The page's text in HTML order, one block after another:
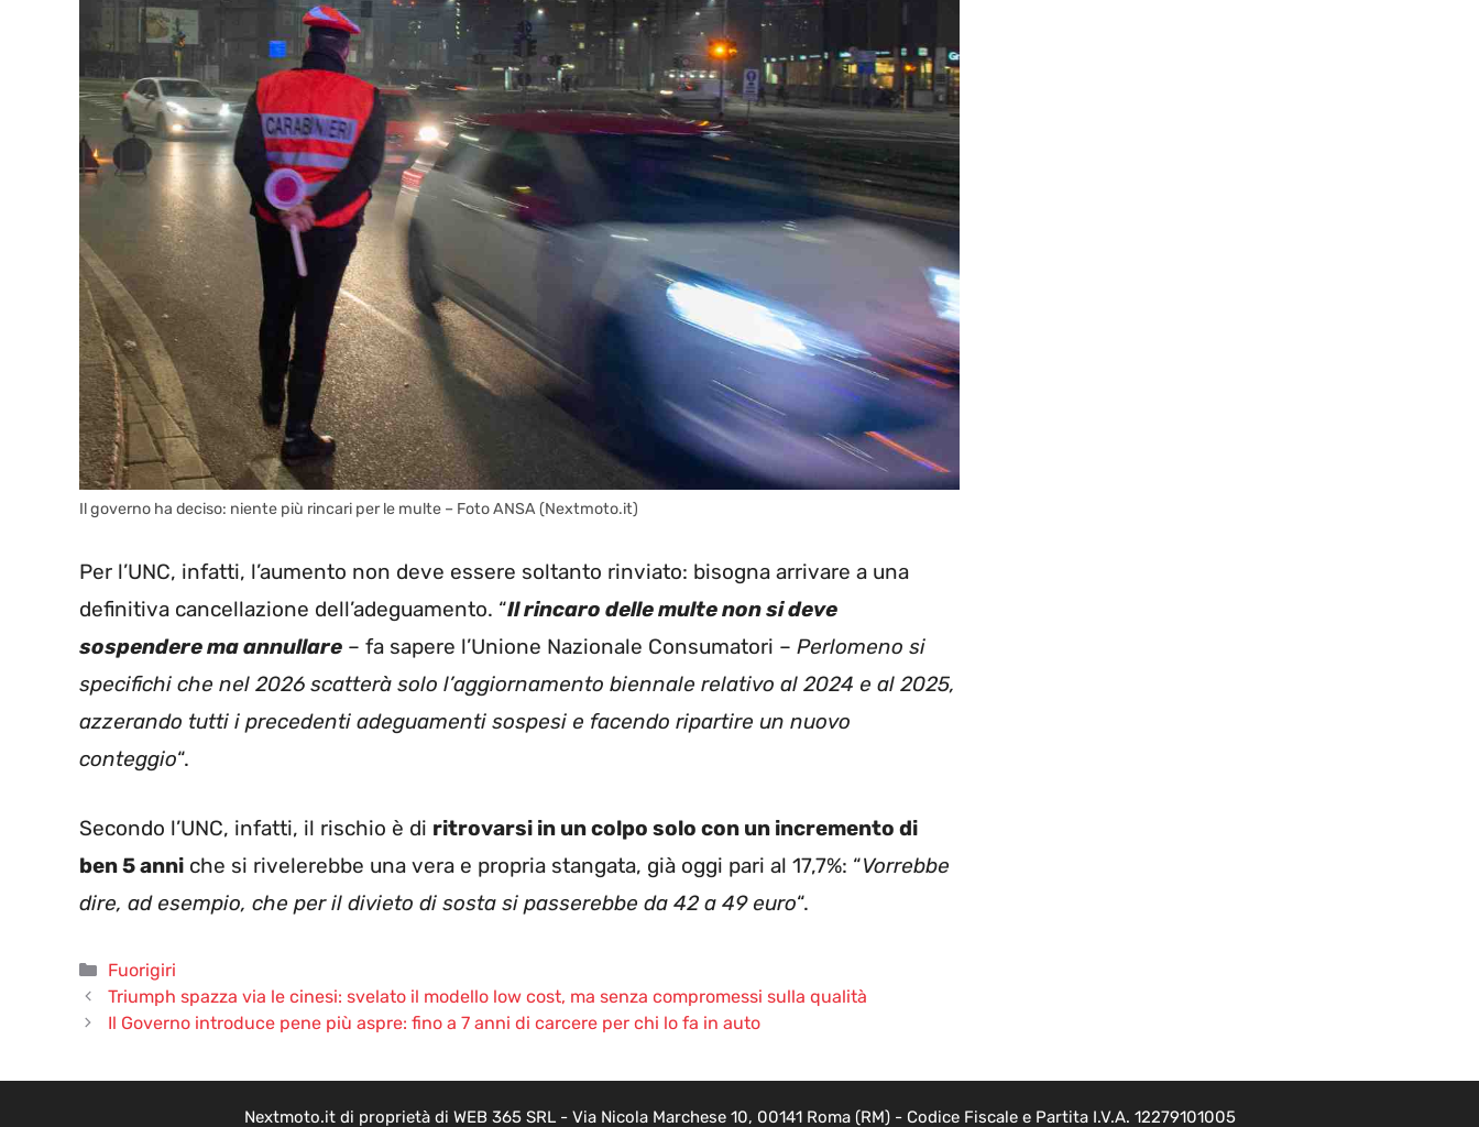
Il governo ha deciso: niente più rincari per le multe – Foto ANSA (Nextmoto.it)
Per l’UNC, infatti, l’aumento non deve essere soltanto rinviato: bisogna arrivare a una
definitiva cancellazione dell’adeguamento. “Il rincaro delle multe non si deve
sospendere ma annullare – fa sapere l’Unione Nazionale Consumatori – Perlomeno si
specifichi che nel 2026 scatterà solo l’aggiornamento biennale relativo al 2024 e al 2025,
azzerando tutti i precedenti adeguamenti sospesi e facendo ripartire un nuovo
conteggio“.
Secondo l’UNC, infatti, il rischio è di ritrovarsi in un colpo solo con un incremento di
ben 5 anni che si rivelerebbe una vera e propria stangata, già oggi pari al 17,7%: “Vorrebbe
dire, ad esempio, che per il divieto di sosta si passerebbe da 42 a 49 euro“.
Categorie
Fuorigiri
Triumph spazza via le cinesi: svelato il modello low cost, ma senza compromessi sulla qualità
Il Governo introduce pene più aspre: fino a 7 anni di carcere per chi lo fa in auto
Nextmoto.it di proprietà di WEB 365 SRL - Via Nicola Marchese 10, 00141 Roma (RM) - Codice Fiscale e Partita I.V.A. 12279101005